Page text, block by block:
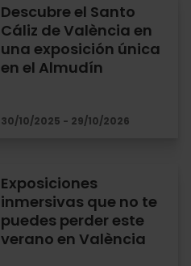
Descubre el Santo
Cáliz de València en
una exposición única
en el Almudín
30/10/2025 - 29/10/2026
Exposiciones
inmersivas que no te
puedes perder este
verano en València